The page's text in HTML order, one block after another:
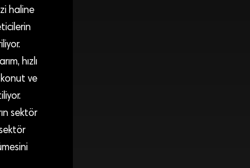
haline
hızlı
konut ve
sektör